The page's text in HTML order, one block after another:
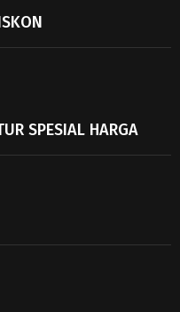
SPESIAL HARGA